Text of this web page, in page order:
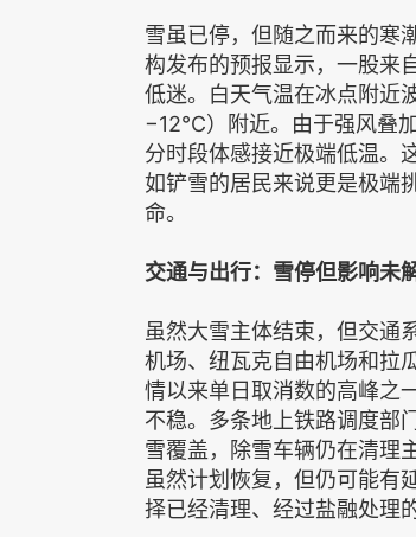
雪虽已停，但随之而来的寒
构发布的预报显示，一股来
低迷。白天气温在冰点附近
−12℃）附近。由于强风叠
分时段体感接近极端低温。
如铲雪的居民来说更是极端
命。
交通与出行：雪停但影响未
虽然大雪主体结束，但交通
机场、纽瓦克自由机场和拉
情以来单日取消数的高峰之
不稳。多条地上铁路调度部
雪覆盖，除雪车辆仍在清理
虽然计划恢复，但仍可能有
择已经清理、经过盐融处理